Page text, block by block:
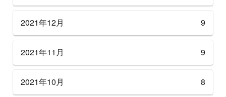
2021年12月 9
2021年11月 9
2021年10月 8